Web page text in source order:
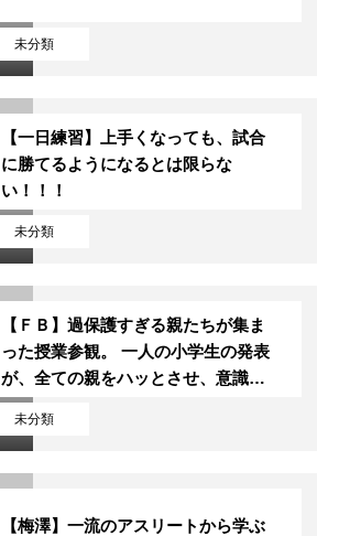
未分類
未分類
【一日練習】上手くなっても、試合
に勝てるようになるとは限らな
い！！！
未分類
【ＦＢ】過保護すぎる親たちが集ま
った授業参観。 一人の小学生の発表
が、全ての親をハッとさせ、意識を
変えさせる事態に。
【梅澤】一流のアスリートから学ぶ